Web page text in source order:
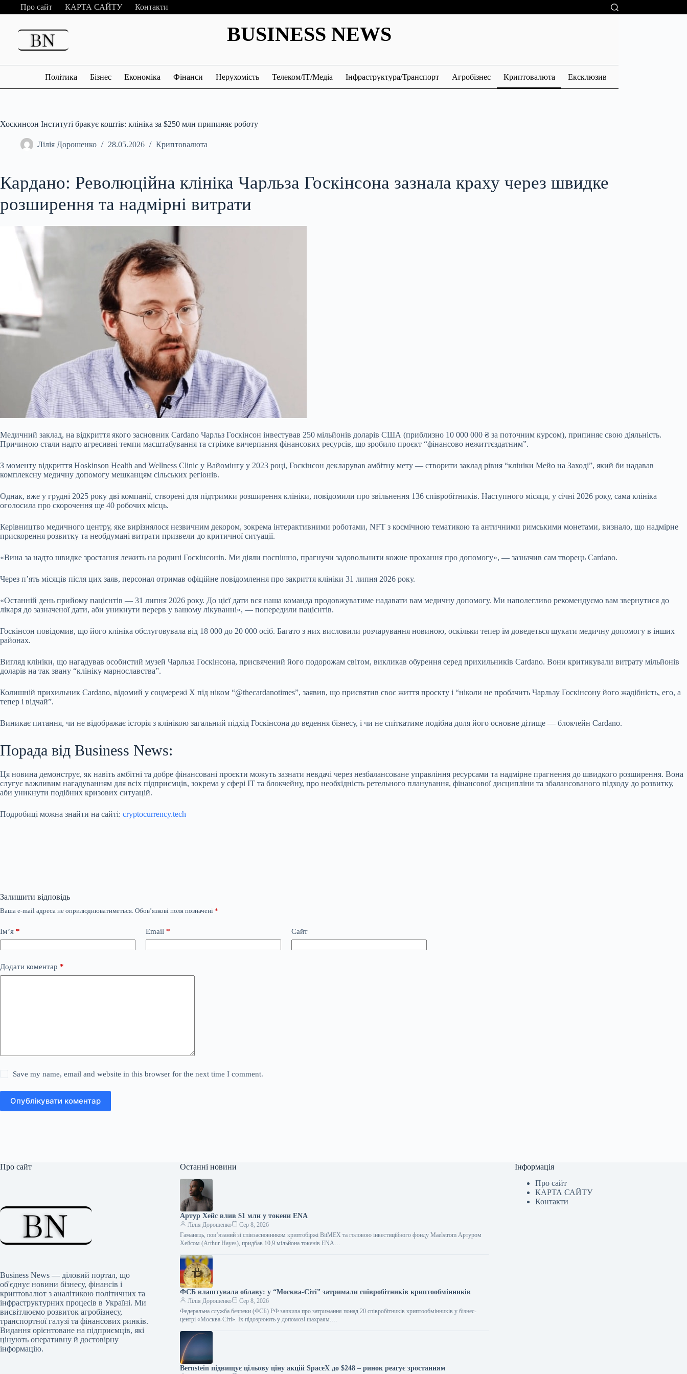
Перейти
до
Про сайт КАРТА САЙТУ Контакти
BUSINESS NEWS
Політика Бізнес Економіка Фінанси Нерухомість Телеком/ІТ/Медіа Інфраструктура/Транспорт Агробізнес Криптовалюта Ексклюзив
Хоскинсон Інституті бракує коштів: клініка за $250 млн припиняє роботу
Лілія Дорошенко 28.05.2026 Криптовалюта
Кардано: Революційна клініка Чарльза Госкінсона зазнала краху через швидке
розширення та надмірні витрати
Медичний заклад, на відкриття якого засновник Cardano Чарльз Госкінсон інвестував 250 мільйонів доларів США (приблизно 10 000 000 ₴ за поточним курсом), припиняє свою діяльність.
Причиною стали надто агресивні темпи масштабування та стрімке вичерпання фінансових ресурсів, що зробило проєкт “фінансово нежиттєздатним”.
З моменту відкриття Hoskinson Health and Wellness Clinic у Вайомінгу у 2023 році, Госкінсон декларував амбітну мету — створити заклад рівня “клініки Мейо на Заході”, який би надавав
комплексну медичну допомогу мешканцям сільських регіонів.
Однак, вже у грудні 2025 року дві компанії, створені для підтримки розширення клініки, повідомили про звільнення 136 співробітників. Наступного місяця, у січні 2026 року, сама клініка
оголосила про скорочення ще 40 робочих місць.
Керівництво медичного центру, яке вирізнялося незвичним декором, зокрема інтерактивними роботами, NFT з космічною тематикою та античними римськими монетами, визнало, що надмірне
прискорення розвитку та необдумані витрати призвели до критичної ситуації.
«Вина за надто швидке зростання лежить на родині Госкінсонів. Ми діяли поспішно, прагнучи задовольнити кожне прохання про допомогу», — зазначив сам творець Cardano.
Через п’ять місяців після цих заяв, персонал отримав офіційне повідомлення про закриття клініки 31 липня 2026 року.
«Останній день прийому пацієнтів — 31 липня 2026 року. До цієї дати вся наша команда продовжуватиме надавати вам медичну допомогу. Ми наполегливо рекомендуємо вам звернутися до
лікаря до зазначеної дати, аби уникнути перерв у вашому лікуванні», — попередили пацієнтів.
Госкінсон повідомив, що його клініка обслуговувала від 18 000 до 20 000 осіб. Багато з них висловили розчарування новиною, оскільки тепер їм доведеться шукати медичну допомогу в інших
районах.
Вигляд клініки, що нагадував особистий музей Чарльза Госкінсона, присвячений його подорожам світом, викликав обурення серед прихильників Cardano. Вони критикували витрату мільйонів
доларів на так звану “клініку марнославства”.
Колишній прихильник Cardano, відомий у соцмережі X під ніком “@thecardanotimes”, заявив, що присвятив своє життя проєкту і “ніколи не пробачить Чарльзу Госкінсону його жадібність, его, а
тепер і відчай”.
Виникає питання, чи не відображає історія з клінікою загальний підхід Госкінсона до ведення бізнесу, і чи не спіткатиме подібна доля його основне дітище — блокчейн Cardano.
Порада від Business News:
Ця новина демонструє, як навіть амбітні та добре фінансовані проєкти можуть зазнати невдачі через незбалансоване управління ресурсами та надмірне прагнення до швидкого розширення. Вона
слугує важливим нагадуванням для всіх підприємців, зокрема у сфері IT та блокчейну, про необхідність ретельного планування, фінансової дисципліни та збалансованого підходу до розвитку,
аби уникнути подібних кризових ситуацій.
Подробиці можна знайти на сайті: cryptocurrency.tech
Залишити відповідь
Ваша e-mail адреса не оприлюднюватиметься. Обов’язкові поля позначені *
Ім’я * Email * Сайт
Додати коментар *
Save my name, email and website in this browser for the next time I comment.
Опублікувати коментар
Про сайт
Business News — діловий портал, що
об'єднує новини бізнесу, фінансів і
криптовалют з аналітикою політичних та
інфраструктурних процесів в Україні. Ми
висвітлюємо розвиток агробізнесу,
транспортної галузі та фінансових ринків.
Видання орієнтоване на підприємців, які
цінують оперативну й достовірну
інформацію.
Останні новини
Артур Хейс влив $1 млн у токени ENA
Лілія Дорошенко
Сер 8, 2026
Гаманець, пов’язаний зі співзасновником криптобіржі BitMEX та головою інвестиційного фонду Maelstrom Артуром
Хейсом (Arthur Hayes), придбав 10,9 мільйона токенів ENA…
ФСБ влаштувала облаву: у “Москва-Сіті” затримали співробітників криптообмінників
Лілія Дорошенко
Сер 8, 2026
Федеральна служба безпеки (ФСБ) РФ заявила про затримання понад 20 співробітників криптообмінників у бізнес-
центрі «Москва-Сіті». Їх підозрюють у допомозі шахраям.…
Bernstein підвищує цільову ціну акцій SpaceX до $248 – ринок реагує зростанням
Інформація
Про сайт
КАРТА САЙТУ
Контакти